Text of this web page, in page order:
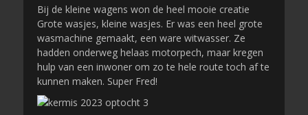
Bij de kleine wagens won de heel mooie creatie
Grote wasjes, kleine wasjes. Er was een heel grote
wasmachine gemaakt, een ware witwasser. Ze
hadden onderweg helaas motorpech, maar kregen
hulp van een inwoner om zo te hele route toch af te
kunnen maken. Super Fred!